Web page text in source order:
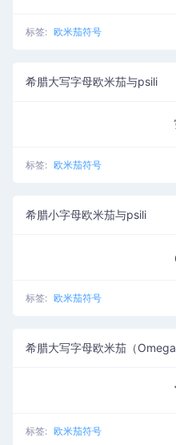
标签: 欧米茄符号
希腊大写字母欧米茄与psili
标签: 欧米茄符号
希腊小字母欧米茄与psili
标签: 欧米茄符号
希腊大写字母欧米茄（
标签: 欧米茄符号